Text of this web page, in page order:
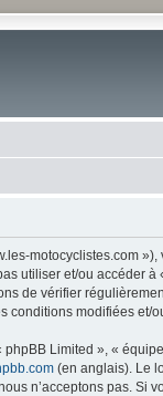
motocyclistes.com
utiliser et/ou accéder
de vérifier
conditions modifiées et/
Limited », «
(en anglais). Le
n’acceptons pas. Si